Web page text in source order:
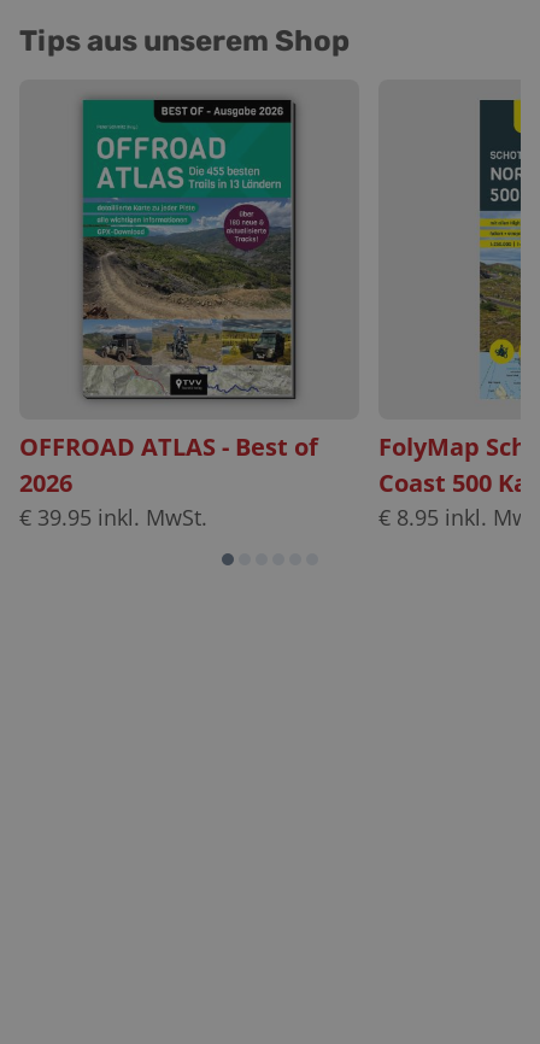
Tips aus unserem Shop
OFFROAD ATLAS - Best of
2026
€ 39.95 inkl. MwSt.
FolyMap
Coast 500
€ 8.95 inkl.